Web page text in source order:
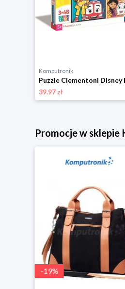
Komputronik
39.97 zł
Promocje w sklepie
-19%